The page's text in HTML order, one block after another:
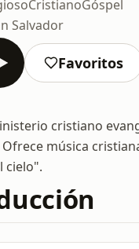
CristianoGóspel
Salvador
Favoritos
cristiano
Ofrece música
cielo".